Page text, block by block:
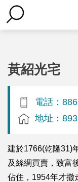
黃紹光宅
電話：
地址：
建於1766(乾隆31)
及絲綢買賣，致富
佔住，1954年才撤